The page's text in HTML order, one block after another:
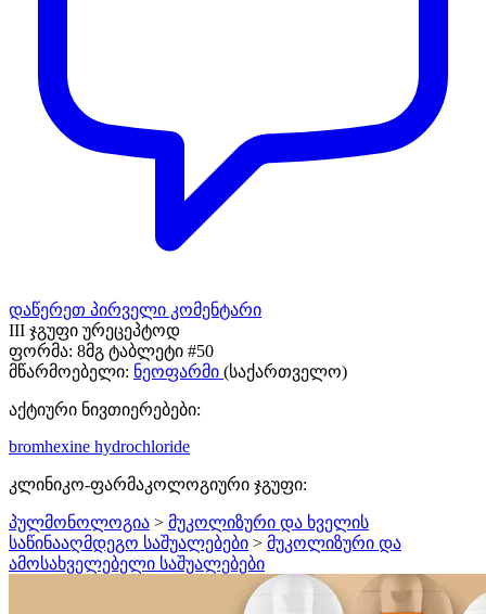
დაწერეთ პირველი კომენტარი
III ჯგუფი ურეცეპტოდ
ფორმა: 8მგ ტაბლეტი #50
მწარმოებელი: ნეოფარმი (საქართველო)
აქტიური ნივთიერებები:
bromhexine hydrochloride
კლინიკო-ფარმაკოლოგიური ჯგუფი:
პულმონოლოგია > მუკოლიზური და ხველის
საწინააღმდეგო საშუალებები > მუკოლიზური და
ამოსახველებელი საშუალებები